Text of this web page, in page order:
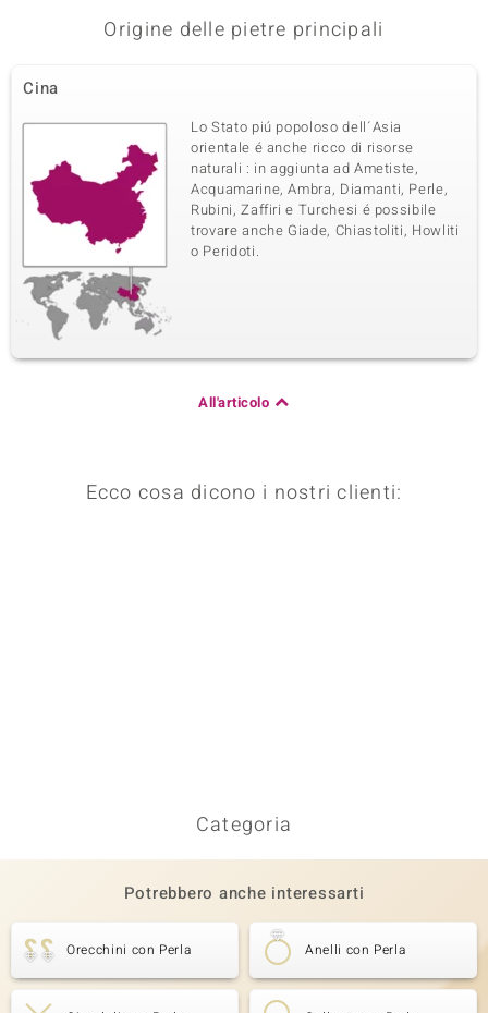
Origine delle pietre principali
Cina
Lo Stato piú popoloso dell´Asia
orientale é anche ricco di risorse
naturali : in aggiunta ad Ametiste,
Acquamarine, Ambra, Diamanti, Perle,
Rubini, Zaffiri e Turchesi é possibile
trovare anche Giade, Chiastoliti, Howliti
o Peridoti.
All'articolo
Ecco cosa dicono i nostri clienti:
Categoria
Potrebbero anche interessarti
Orecchini con Perla Anelli con Perla